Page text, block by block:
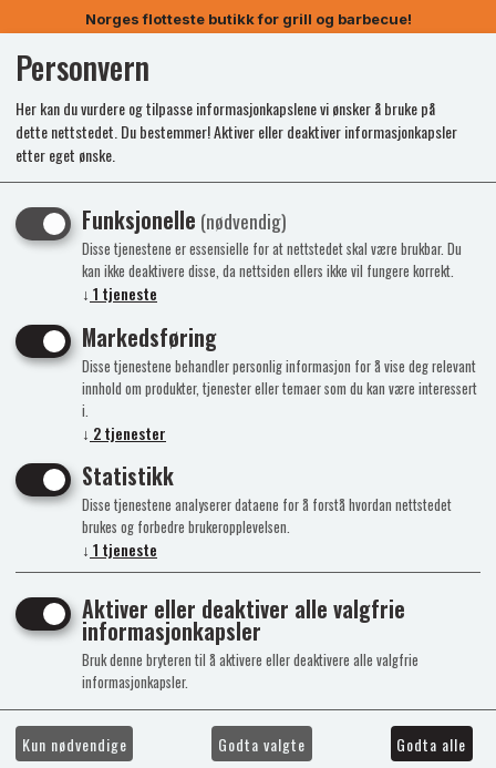
Norges flotteste butikk for grill og barbecue!
Kunne ikke finne produktet
Forside
Personvern
Her kan du vurdere og tilpasse informasjonkapslene vi ønsker å bruke på
dette nettstedet. Du bestemmer! Aktiver eller deaktiver informasjonkapsler
etter eget ønske.
Funksjonelle (nødvendig)
Disse tjenestene er essensielle for at nettstedet skal være brukbar. Du
kan ikke deaktivere disse, da nettsiden ellers ikke vil fungere korrekt.
↓ 1 tjeneste
Markedsføring
Disse tjenestene behandler personlig informasjon for å vise deg relevant
innhold om produkter, tjenester eller temaer som du kan være interessert
i.
↓ 2tjenester
Statistikk
Disse tjenestene analyserer dataene for å forstå hvordan nettstedet
brukes og forbedre brukeropplevelsen.
↓ 1 tjeneste
Aktiver eller deaktiver alle valgfrie
informasjonkapsler
Bruk denne bryteren til å aktivere eller deaktivere alle valgfrie
informasjonkapsler.
Kun nødvendige Godta valgte Godta alle